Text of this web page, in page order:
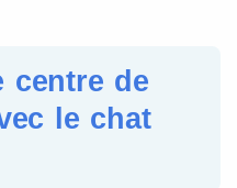
centre de
le chat